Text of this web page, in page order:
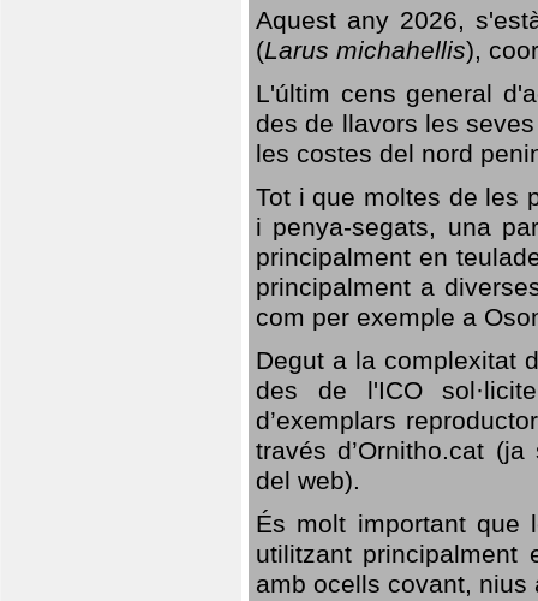
Aquest any 2026,
(Larus michahellis),
L'últim cens general
des de llavors les
les costes del nord
Tot i que moltes de les
i penya-segats, una
principalment en
principalment a
com per exemple a
Degut a la complexitat
des de l'ICO
d’exemplars
través d’Ornitho.cat
del web).
És molt important que
utilitzant
amb ocells covant,